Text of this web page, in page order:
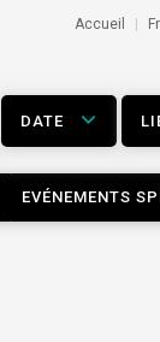
Accueil
DATE
EVÉNEMENTS